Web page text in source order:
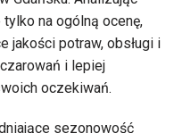
na ogólną ocenę,
jakości potraw, obsługi i
i lepiej
oczekiwań.
sezonowość